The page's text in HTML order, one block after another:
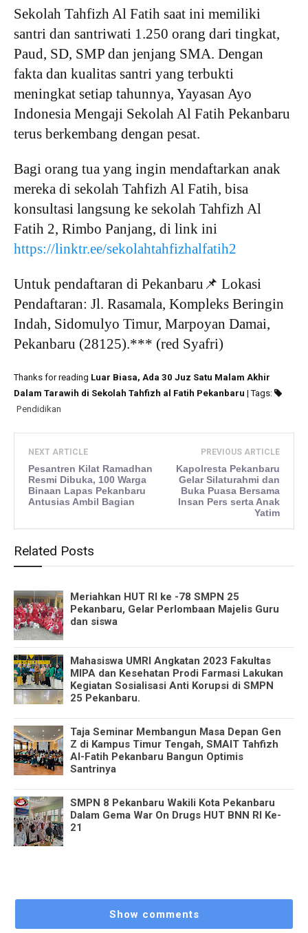
Sekolah Tahfizh Al Fatih saat ini memiliki
santri dan santriwati 1.250 orang dari tingkat,
Paud, SD, SMP dan jenjang SMA. Dengan
fakta dan kualitas santri yang terbukti
meningkat setiap tahunnya, Yayasan Ayo
Indonesia Mengaji Sekolah Al Fatih Pekanbaru
terus berkembang dengan pesat.
Bagi orang tua yang ingin mendaftarkan anak
mereka di sekolah Tahfizh Al Fatih, bisa
konsultasi langsung ke sekolah Tahfizh Al
Fatih 2, Rimbo Panjang, di link ini
https://linktr.ee/sekolahtahfizhalfatih2
Untuk pendaftaran di Pekanbaru📌 Lokasi
Pendaftaran: Jl. Rasamala, Kompleks Beringin
Indah, Sidomulyo Timur, Marpoyan Damai,
Pekanbaru (28125).*** (red Syafri)
Thanks for reading Luar Biasa, Ada 30 Juz Satu Malam Akhir
Dalam Tarawih di Sekolah Tahfizh al Fatih Pekanbaru | Tags:
Pendidikan
NEXT ARTICLE
Pesantren Kilat Ramadhan
Resmi Dibuka, 100 Warga
Binaan Lapas Pekanbaru
Antusias Ambil Bagian
PREVIOUS ARTICLE
Kapolresta Pekanbaru
Gelar Silaturahmi dan
Buka Puasa Bersama
Insan Pers serta Anak
Yatim
Related Posts
Meriahkan HUT RI ke -78 SMPN 25
Pekanbaru, Gelar Perlombaan Majelis Guru
dan siswa
Mahasiswa UMRI Angkatan 2023 Fakultas
MIPA dan Kesehatan Prodi Farmasi Lakukan
Kegiatan Sosialisasi Anti Korupsi di SMPN
25 Pekanbaru.
Taja Seminar Membangun Masa Depan Gen
Z di Kampus Timur Tengah, SMAIT Tahfizh
Al-Fatih Pekanbaru Bangun Optimis
Santrinya
SMPN 8 Pekanbaru Wakili Kota Pekanbaru
Dalam Gema War On Drugs HUT BNN RI Ke-
21
Show comments